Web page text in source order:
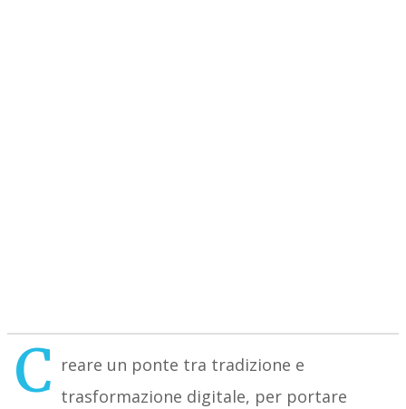
C reare un ponte tra tradizione e
trasformazione digitale, per portare